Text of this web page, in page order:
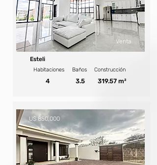
Venta
Esteli
Habitaciones Baños Construcción
4 3.5 319.57 m²
U$ 850,000